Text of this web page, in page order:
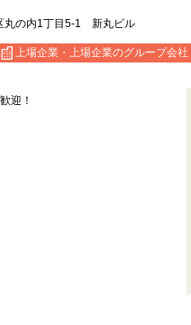
丸の内1丁目5-1 新丸ビル
上場企業・上場企業のグループ会社
迎！